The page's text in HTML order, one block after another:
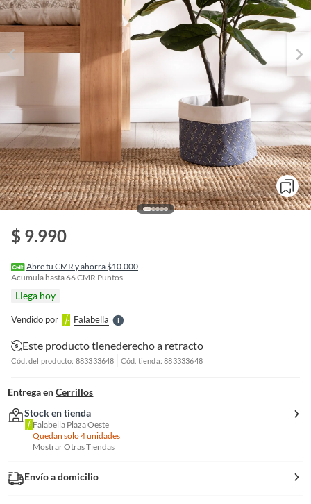
$ 9.990
Abre tu CMR y ahorra $10.000
Acumula hasta66CMR Puntos
Llega hoy
Vendido por FalabellaS
e
r
Este producto tienederecho a retracto
Cód. del producto: 883333648 Cód. tienda: 883333648
Entrega en Cerrillos
Stock en tienda
Falabella Plaza Oeste
Quedan solo 4 unidades
Mostrar Otras Tiendas
Envío a domicilio